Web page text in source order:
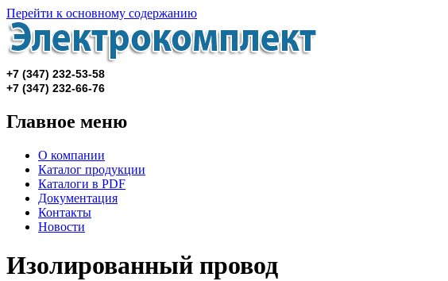
Перейти к основному содержанию
+7 (347) 232-53-58
+7 (347) 232-66-76
Главное меню
О компании
Каталог продукции
Каталоги в PDF
Документация
Контакты
Новости
Изолированный провод